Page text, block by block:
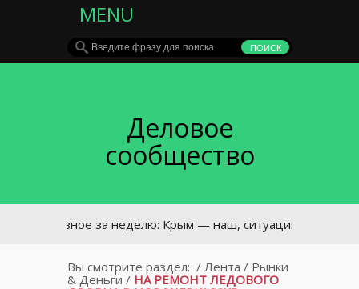
MENU
Деловое
сообщество
Главное за неделю: Крым — наш, ситуация в ЖК
Вы смотрите раздел: / Лента / Рынки
& Деньги / НА РЕМОНТ ЛЕДОВОГО